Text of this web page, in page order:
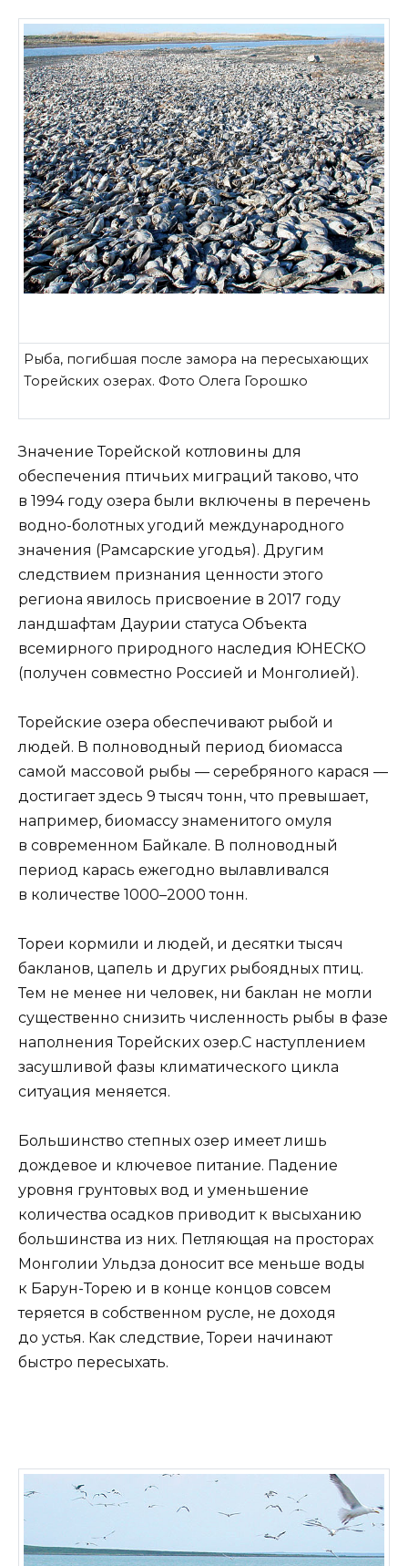
Рыба, погибшая после замора на пересыхающих
Торейских озерах. Фото Олега Горошко
Значение Торейской котловины для
обеспечения птичьих миграций таково, что
в 1994 году озера были включены в перечень
водно-болотных угодий международного
значения (Рамсарские угодья). Другим
следствием признания ценности этого
региона явилось присвоение в 2017 году
ландшафтам Даурии статуса Объекта
всемирного природного наследия ЮНЕСКО
(получен совместно Россией и Монголией).
Торейские озера обеспечивают рыбой и
людей. В полноводный период биомасса
самой массовой рыбы — серебряного карася —
достигает здесь 9 тысяч тонн, что превышает,
например, биомассу знаменитого омуля
в современном Байкале. В полноводный
период карась ежегодно вылавливался
в количестве 1000–2000 тонн.
Тореи кормили и людей, и десятки тысяч
бакланов, цапель и других рыбоядных птиц.
Тем не менее ни человек, ни баклан не могли
существенно снизить численность рыбы в фазе
наполнения Торейских озер.С наступлением
засушливой фазы климатического цикла
ситуация меняется.
Большинство степных озер имеет лишь
дождевое и ключевое питание. Падение
уровня грунтовых вод и уменьшение
количества осадков приводит к высыханию
большинства из них. Петляющая на просторах
Монголии Ульдза доносит все меньше воды
к Барун-Торею и в конце концов совсем
теряется в собственном русле, не доходя
до устья. Как следствие, Тореи начинают
быстро пересыхать.